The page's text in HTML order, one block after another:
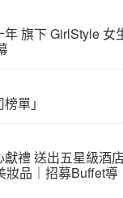
旗下 GirlStyle 女
單」
獻禮 送出五星級酒
妝品｜招募Buffet導